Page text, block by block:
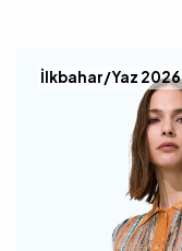
İlkbahar/Yaz 2026